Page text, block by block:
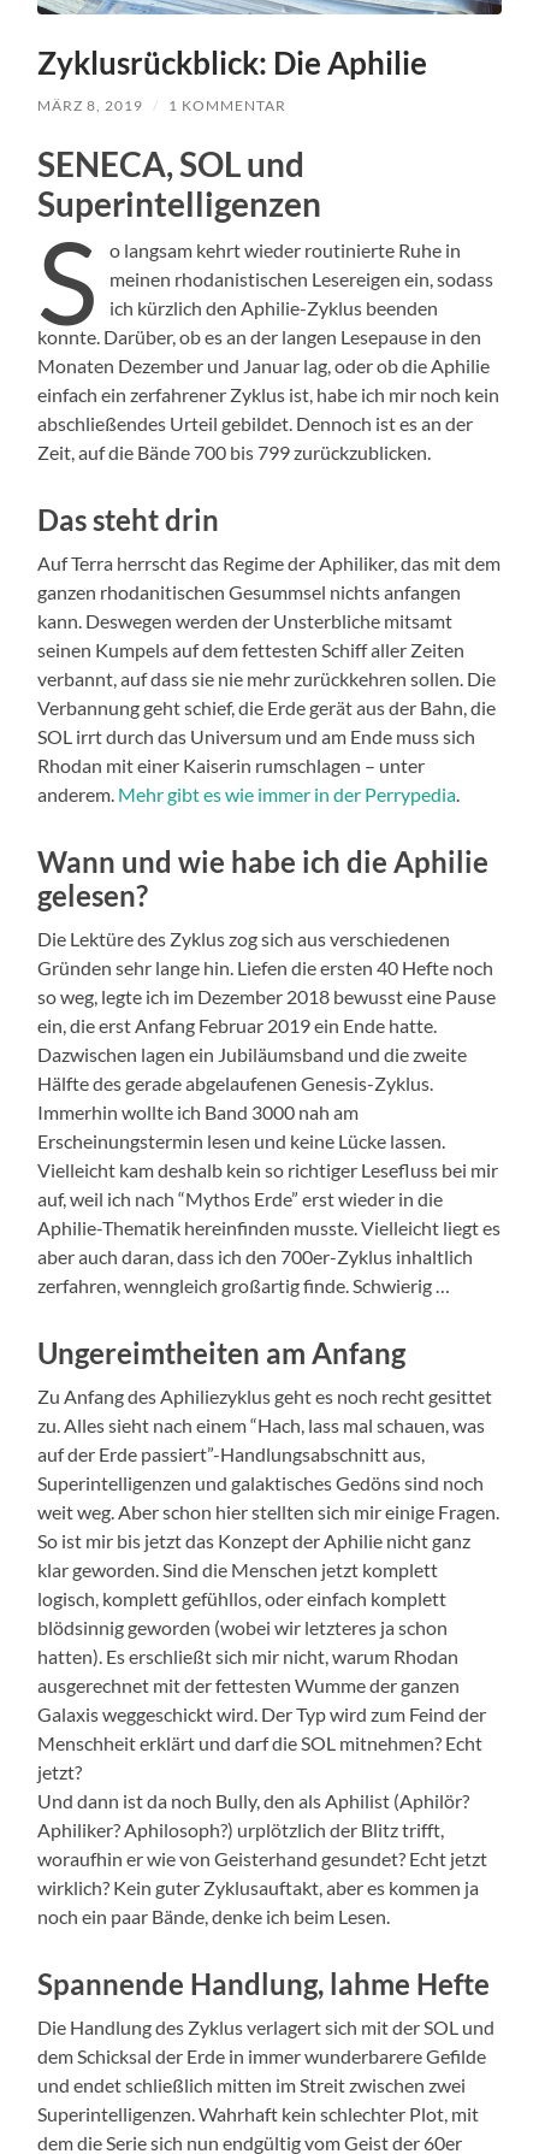
Zyklusrückblick: Die Aphilie
MÄRZ 8, 2019 / 1 KOMMENTAR
SENECA, SOL und
Superintelligenzen
S
o langsam kehrt wieder routinierte Ruhe in
meinen rhodanistischen Lesereigen ein, sodass
ich kürzlich den Aphilie-Zyklus beenden
konnte. Darüber, ob es an der langen Lesepause in den
Monaten Dezember und Januar lag, oder ob die Aphilie
einfach ein zerfahrener Zyklus ist, habe ich mir noch kein
abschließendes Urteil gebildet. Dennoch ist es an der
Zeit, auf die Bände 700 bis 799 zurückzublicken.
Das steht drin
Auf Terra herrscht das Regime der Aphiliker, das mit dem
ganzen rhodanitischen Gesummsel nichts anfangen
kann. Deswegen werden der Unsterbliche mitsamt
seinen Kumpels auf dem fettesten Schiff aller Zeiten
verbannt, auf dass sie nie mehr zurückkehren sollen. Die
Verbannung geht schief, die Erde gerät aus der Bahn, die
SOL irrt durch das Universum und am Ende muss sich
Rhodan mit einer Kaiserin rumschlagen – unter
anderem. Mehr gibt es wie immer in der Perrypedia.
Wann und wie habe ich die Aphilie
gelesen?
Die Lektüre des Zyklus zog sich aus verschiedenen
Gründen sehr lange hin. Liefen die ersten 40 Hefte noch
so weg, legte ich im Dezember 2018 bewusst eine Pause
ein, die erst Anfang Februar 2019 ein Ende hatte.
Dazwischen lagen ein Jubiläumsband und die zweite
Hälfte des gerade abgelaufenen Genesis-Zyklus.
Immerhin wollte ich Band 3000 nah am
Erscheinungstermin lesen und keine Lücke lassen.
Vielleicht kam deshalb kein so richtiger Lesefluss bei mir
auf, weil ich nach “Mythos Erde” erst wieder in die
Aphilie-Thematik hereinfinden musste. Vielleicht liegt es
aber auch daran, dass ich den 700er-Zyklus inhaltlich
zerfahren, wenngleich großartig finde. Schwierig …
Ungereimtheiten am Anfang
Zu Anfang des Aphiliezyklus geht es noch recht gesittet
zu. Alles sieht nach einem “Hach, lass mal schauen, was
auf der Erde passiert”-Handlungsabschnitt aus,
Superintelligenzen und galaktisches Gedöns sind noch
weit weg. Aber schon hier stellten sich mir einige Fragen.
So ist mir bis jetzt das Konzept der Aphilie nicht ganz
klar geworden. Sind die Menschen jetzt komplett
logisch, komplett gefühllos, oder einfach komplett
blödsinnig geworden (wobei wir letzteres ja schon
hatten). Es erschließt sich mir nicht, warum Rhodan
ausgerechnet mit der fettesten Wumme der ganzen
Galaxis weggeschickt wird. Der Typ wird zum Feind der
Menschheit erklärt und darf die SOL mitnehmen? Echt
jetzt?
Und dann ist da noch Bully, den als Aphilist (Aphilör?
Aphiliker? Aphilosoph?) urplötzlich der Blitz trifft,
woraufhin er wie von Geisterhand gesundet? Echt jetzt
wirklich? Kein guter Zyklusauftakt, aber es kommen ja
noch ein paar Bände, denke ich beim Lesen.
Spannende Handlung, lahme Hefte
Die Handlung des Zyklus verlagert sich mit der SOL und
dem Schicksal der Erde in immer wunderbarere Gefilde
und endet schließlich mitten im Streit zwischen zwei
Superintelligenzen. Wahrhaft kein schlechter Plot, mit
dem die Serie sich nun endgültig vom Geist der 60er